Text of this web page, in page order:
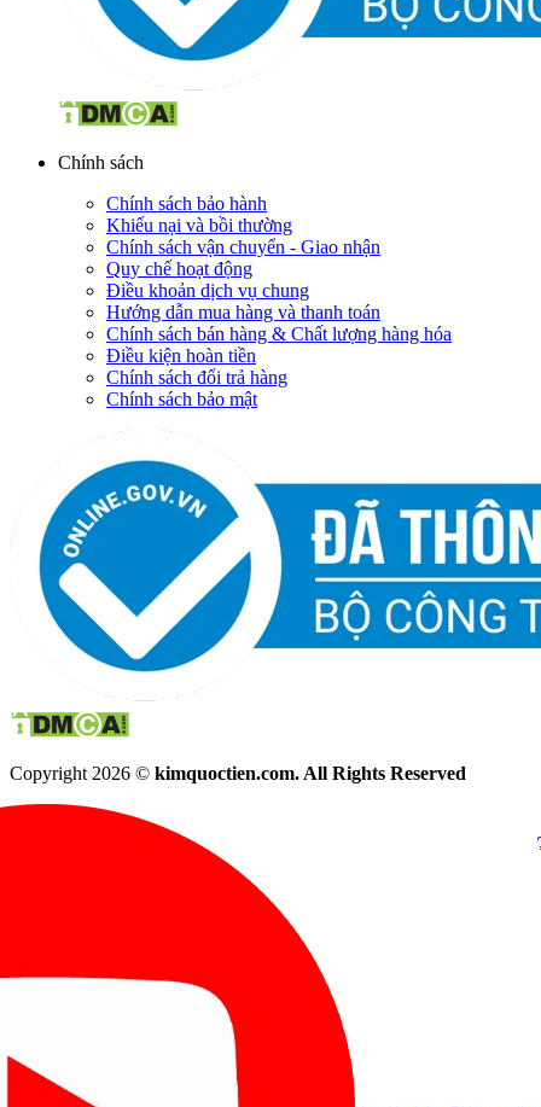
Chính sách
Chính sách bảo hành
Khiếu nại và bồi thường
Chính sách vận chuyển - Giao nhận
Quy chế hoạt động
Điều khoản dịch vụ chung
Hướng dẫn mua hàng và thanh toán
Chính sách bán hàng & Chất lượng hàng hóa
Điều kiện hoàn tiền
Chính sách đổi trả hàng
Chính sách bảo mật
Copyright 2026 © kimquoctien.com. All Rights Reserved
(8h00 - 21h30)
(8h00 -